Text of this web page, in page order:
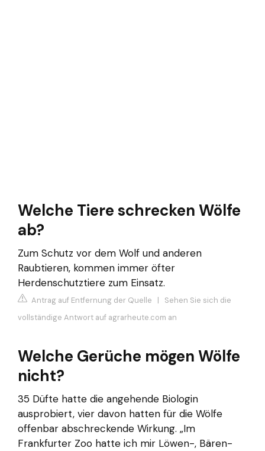
Welche Tiere schrecken Wölfe
ab?
Zum Schutz vor dem Wolf und anderen
Raubtieren, kommen immer öfter
Herdenschutztiere zum Einsatz.
Antrag auf Entfernung der Quelle | Sehen Sie sich die
vollständige Antwort auf agrarheute.com an
Welche Gerüche mögen Wölfe
nicht?
35 Düfte hatte die angehende Biologin
ausprobiert, vier davon hatten für die Wölfe
offenbar abschreckende Wirkung. „Im
Frankfurter Zoo hatte ich mir Löwen-, Bären-